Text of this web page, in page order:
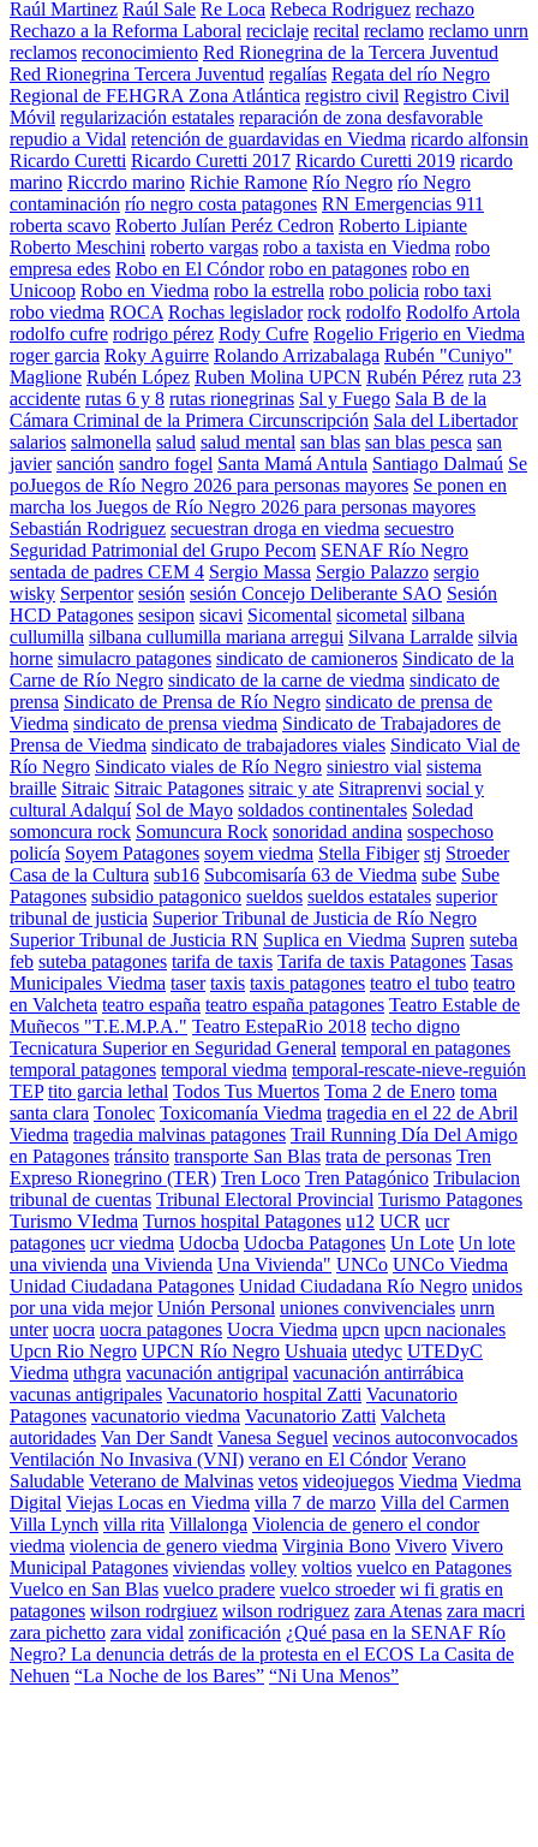
Raúl Martinez Raúl Sale Re Loca Rebeca Rodriguez rechazo
Rechazo a la Reforma Laboral reciclaje recital reclamo reclamo unrn
reclamos reconocimiento Red Rionegrina de la Tercera Juventud
Red Rionegrina Tercera Juventud regalías Regata del río Negro
Regional de FEHGRA Zona Atlántica registro civil Registro Civil
Móvil regularización estatales reparación de zona desfavorable
repudio a Vidal retención de guardavidas en Viedma ricardo alfonsin
Ricardo Curetti Ricardo Curetti 2017 Ricardo Curetti 2019 ricardo
marino Riccrdo marino Richie Ramone Río Negro río Negro
contaminación río negro costa patagones RN Emergencias 911
roberta scavo Roberto Julían Peréz Cedron Roberto Lipiante
Roberto Meschini roberto vargas robo a taxista en Viedma robo
empresa edes Robo en El Cóndor robo en patagones robo en
Unicoop Robo en Viedma robo la estrella robo policia robo taxi
robo viedma ROCA Rochas legislador rock rodolfo Rodolfo Artola
rodolfo cufre rodrigo pérez Rody Cufre Rogelio Frigerio en Viedma
roger garcia Roky Aguirre Rolando Arrizabalaga Rubén "Cuniyo"
Maglione Rubén López Ruben Molina UPCN Rubén Pérez ruta 23
accidente rutas 6 y 8 rutas rionegrinas Sal y Fuego Sala B de la
Cámara Criminal de la Primera Circunscripción Sala del Libertador
salarios salmonella salud salud mental san blas san blas pesca san
javier sanción sandro fogel Santa Mamá Antula Santiago Dalmaú Se
poJuegos de Río Negro 2026 para personas mayores Se ponen en
marcha los Juegos de Río Negro 2026 para personas mayores
Sebastián Rodriguez secuestran droga en viedma secuestro
Seguridad Patrimonial del Grupo Pecom SENAF Río Negro
sentada de padres CEM 4 Sergio Massa Sergio Palazzo sergio
wisky Serpentor sesión sesión Concejo Deliberante SAO Sesión
HCD Patagones sesipon sicavi Sicomental sicometal silbana
cullumilla silbana cullumilla mariana arregui Silvana Larralde silvia
horne simulacro patagones sindicato de camioneros Sindicato de la
Carne de Río Negro sindicato de la carne de viedma sindicato de
prensa Sindicato de Prensa de Río Negro sindicato de prensa de
Viedma sindicato de prensa viedma Sindicato de Trabajadores de
Prensa de Viedma sindicato de trabajadores viales Sindicato Vial de
Río Negro Sindicato viales de Río Negro siniestro vial sistema
braille Sitraic Sitraic Patagones sitraic y ate Sitraprenvi social y
cultural Adalquí Sol de Mayo soldados continentales Soledad
somoncura rock Somuncura Rock sonoridad andina sospechoso
policía Soyem Patagones soyem viedma Stella Fibiger stj Stroeder
Casa de la Cultura sub16 Subcomisaría 63 de Viedma sube Sube
Patagones subsidio patagonico sueldos sueldos estatales superior
tribunal de justicia Superior Tribunal de Justicia de Río Negro
Superior Tribunal de Justicia RN Suplica en Viedma Supren suteba
feb suteba patagones tarifa de taxis Tarifa de taxis Patagones Tasas
Municipales Viedma taser taxis taxis patagones teatro el tubo teatro
en Valcheta teatro españa teatro españa patagones Teatro Estable de
Muñecos "T.E.M.P.A." Teatro EstepaRio 2018 techo digno
Tecnicatura Superior en Seguridad General temporal en patagones
temporal patagones temporal viedma temporal-rescate-nieve-reguión
TEP tito garcia lethal Todos Tus Muertos Toma 2 de Enero toma
santa clara Tonolec Toxicomanía Viedma tragedia en el 22 de Abril
Viedma tragedia malvinas patagones Trail Running Día Del Amigo
en Patagones tránsito transporte San Blas trata de personas Tren
Expreso Rionegrino (TER) Tren Loco Tren Patagónico Tribulacion
tribunal de cuentas Tribunal Electoral Provincial Turismo Patagones
Turismo VIedma Turnos hospital Patagones u12 UCR ucr
patagones ucr viedma Udocba Udocba Patagones Un Lote Un lote
una vivienda una Vivienda Una Vivienda" UNCo UNCo Viedma
Unidad Ciudadana Patagones Unidad Ciudadana Río Negro unidos
por una vida mejor Unión Personal uniones convivenciales unrn
unter uocra uocra patagones Uocra Viedma upcn upcn nacionales
Upcn Rio Negro UPCN Río Negro Ushuaia utedyc UTEDyC
Viedma uthgra vacunación antigripal vacunación antirrábica
vacunas antigripales Vacunatorio hospital Zatti Vacunatorio
Patagones vacunatorio viedma Vacunatorio Zatti Valcheta
autoridades Van Der Sandt Vanesa Seguel vecinos autoconvocados
Ventilación No Invasiva (VNI) verano en El Cóndor Verano
Saludable Veterano de Malvinas vetos videojuegos Viedma Viedma
Digital Viejas Locas en Viedma villa 7 de marzo Villa del Carmen
Villa Lynch villa rita Villalonga Violencia de genero el condor
viedma violencia de genero viedma Virginia Bono Vivero Vivero
Municipal Patagones viviendas volley voltios vuelco en Patagones
Vuelco en San Blas vuelco pradere vuelco stroeder wi fi gratis en
patagones wilson rodrgiuez wilson rodriguez zara Atenas zara macri
zara pichetto zara vidal zonificación ¿Qué pasa en la SENAF Río
Negro? La denuncia detrás de la protesta en el ECOS La Casita de
Nehuen “La Noche de los Bares” “Ni Una Menos”